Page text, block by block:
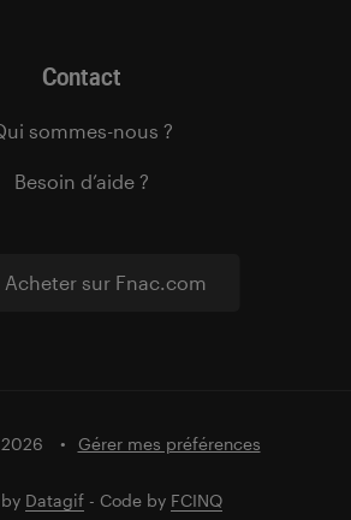
Acheter sur Fnac.com
Contact
sommes-nous ?
Besoin d’aide ?
Gérer mes préférences
Datagif - Code by FCINQ